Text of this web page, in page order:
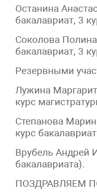
Останина
бакалавриат, 3
Соколова
бакалавриат, 3
Резервными
Лужина
курс
Степанова
курс
Врубель Андрей
бакалавриата).
ПОЗДРАВЛЯЕМ